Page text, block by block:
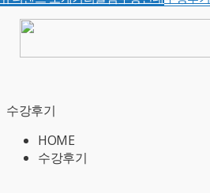
수강후기
HOME
수강후기